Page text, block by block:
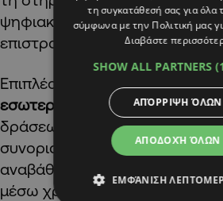
ψηφιακή μεταρρύθμιση των
επιστροφών.
Επιπλέον, δίνεται έμφαση
εσωτερικής ασφάλειαςμέσω
δράσεων για τη σταδιακή
συνοριακών ελέγχων, καθώς
αναβάθμιση της
μέσω χρηματοδότησης από το
τη συγκατάθεσή σας για όλα
σύμφωνα με την Πολιτική μας
Διαβάστε
SHOW ALL PARTNERS
ΑΠΟΔΟΧΉ ΌΛΩΝ
ΑΠΌΡΡΙΨΗ ΌΛΩΝ
ΕΜΦΆΝΙΣΗ